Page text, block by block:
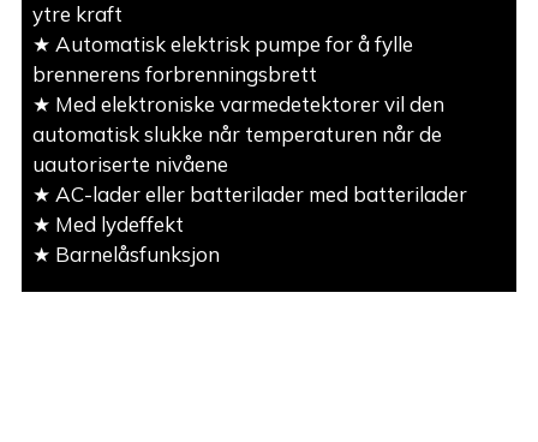
ytre kraft
★ Automatisk elektrisk pumpe for å fylle
brennerens forbrenningsbrett
★ Med elektroniske varmedetektorer vil den
automatisk slukke når temperaturen når de
uautoriserte nivåene
★ AC-lader eller batterilader med batterilader
★ Med lydeffekt
★ Barnelåsfunksjon